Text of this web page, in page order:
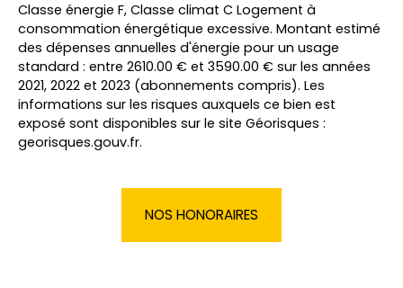
Classe énergie F, Classe climat C Logement à
consommation énergétique excessive. Montant estimé
des dépenses annuelles d'énergie pour un usage
standard : entre 2610.00 € et 3590.00 € sur les années
2021, 2022 et 2023 (abonnements compris). Les
informations sur les risques auxquels ce bien est
exposé sont disponibles sur le site Géorisques :
georisques.gouv.fr.
NOS HONORAIRES